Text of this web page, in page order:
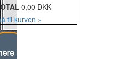
0,00 DKK
til kurven »